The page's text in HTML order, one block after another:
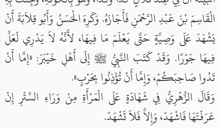
الْقَاسِمَ بْنَ عَبْدِ الرَّحْمَنِ فَأَجَازَهُ. وَكَرِهَ الْحَسَنُ وَأَبُو قِلاَبَةَ أَنْ
يَشْهَدَ عَلَى وَصِيَّةٍ حَتَّى يَعْلَمَ مَا فِيهَا، لأَنَّهُ لاَ يَدْرِي لَعَلَّ
فِيهَا جَوْرًا. وَقَدْ كَتَبَ النَّبِيُّ ﷺ إِلَى أَهْلِ خَيْبَرَ: «إِمَّا أَنْ
تَدُوا صَاحِبَكُمْ، وَإِمَّا أَنْ تُؤْذِنُوا بِحَرْبٍ».
وَقَالَ الزُّهْرِيُّ فِي شَهَادَةٍ عَلَى الْمَرْأَةِ مِنْ وَرَاءِ السِّتْرِ إِنْ
عَرَفْتَهَا فَاشْهَدْ، وَإِلاَّ فَلاَ تَشْهَدْ.